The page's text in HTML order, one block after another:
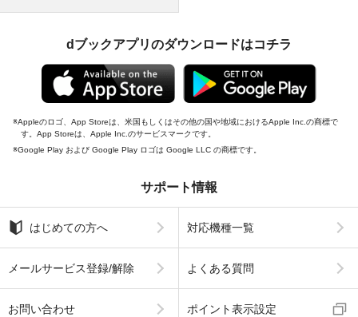
dブックアプリのダウンロードはコチラ
Appleのロゴ、App Storeは、米国もしくはその他の国や地域におけるApple Inc.の商標で
す。App Storeは、Apple Inc.のサービスマークです。
Google Play および Google Play ロゴは Google LLC の商標です。
サポート情報
はじめての方へ 対応機種一覧
メールサービス登録/解除 よくある質問
お問い合わせ ポイント表示設定